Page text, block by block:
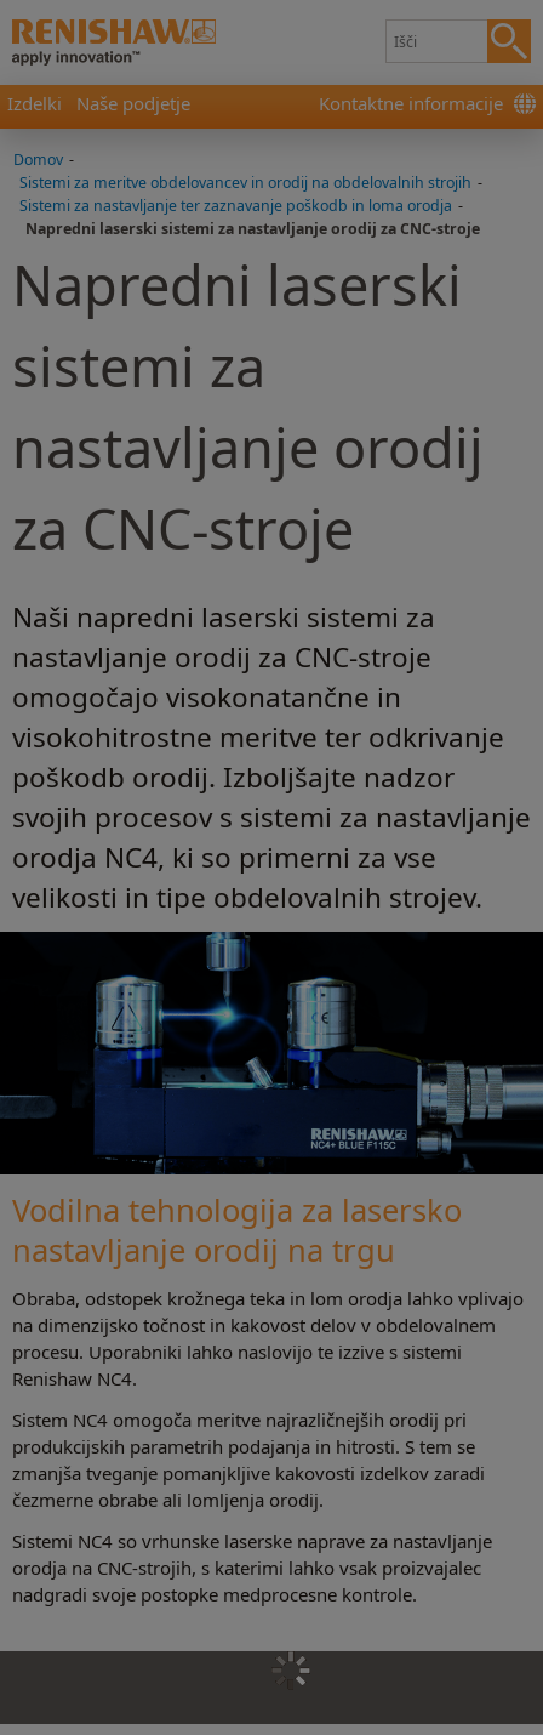
Izdelki Naše podjetje Kontaktne informacije
Domov -
Sistemi za meritve obdelovancev in orodij na obdelovalnih strojih -
Sistemi za nastavljanje ter zaznavanje poškodb in loma orodja -
Napredni laserski sistemi za nastavljanje orodij za CNC-stroje
Napredni laserski
sistemi za
nastavljanje orodij
za CNC-stroje
Naši napredni laserski sistemi za
nastavljanje orodij za CNC-stroje
omogočajo visokonatančne in
visokohitrostne meritve ter odkrivanje
poškodb orodij. Izboljšajte nadzor
svojih procesov s sistemi za nastavljanje
orodja NC4, ki so primerni za vse
velikosti in tipe obdelovalnih strojev.
Vodilna tehnologija za lasersko
nastavljanje orodij na trgu
Obraba, odstopek krožnega teka in lom orodja lahko vplivajo
na dimenzijsko točnost in kakovost delov v obdelovalnem
procesu. Uporabniki lahko naslovijo te izzive s sistemi
Renishaw NC4.
Sistem NC4 omogoča meritve najrazličnejših orodij pri
produkcijskih parametrih podajanja in hitrosti. S tem se
zmanjša tveganje pomanjkljive kakovosti izdelkov zaradi
čezmerne obrabe ali lomljenja orodij.
Sistemi NC4 so vrhunske laserske naprave za nastavljanje
orodja na CNC-strojih, s katerimi lahko vsak proizvajalec
nadgradi svoje postopke medprocesne kontrole.